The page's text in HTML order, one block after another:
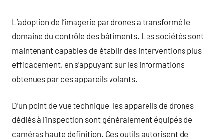
L’adoption de l’imagerie par drones a transformé le
domaine du contrôle des bâtiments. Les sociétés sont
maintenant capables de établir des interventions plus
efficacement, en s’appuyant sur les informations
obtenues par ces appareils volants.
D’un point de vue technique, les appareils de drones
dédiés à l’inspection sont généralement équipés de
caméras haute définition. Ces outils autorisent de